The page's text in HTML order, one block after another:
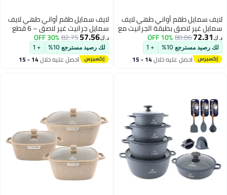
طقم أواني طهي لايف
بطبقة الجرانيت مع
جرانيت متعدد
ومقالي من الألمنيوم
المواقد
10% OFF
10%
+ 1
عليه خلال 14 - 15
لايف سمايل طقم أواني طهي لايف
سمايل جرانيت غير لاصق – 6 قطع
من قدور الكسرولة مع أغطية،
قاعدة متوافقة مع الحث
(Induction)، وطلاء متعدد الطبقات
د.ك‏ 57.56
82.75
30% OFF
لك رصيد مسترجع 10% + 1
احصل عليه خلال 14 - 15